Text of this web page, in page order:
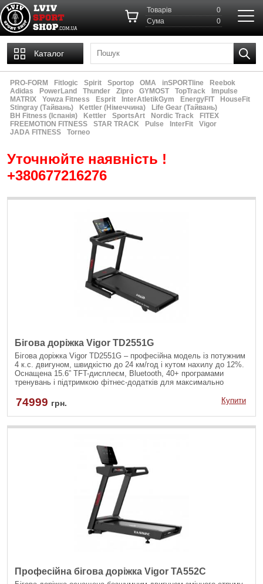
Товарів
0
Cума
0
Каталог
PRO-FORM Fitlogic Spirit Sportop OMA inSPORTline
Reebok
Adidas
PowerLand Thunder Zipro GYMOST TopTrack
Impulse
MATRIX
Yowza Fitness Esprit InterAtletikGym EnergyFIT
HouseFit
Stingray (Тайвань)
Kettler (Німеччина)
Life Gear (Тайвань)
ВН Fitness (Іспанія)
Kettler SportsArt Nordic Track
FITEX
FREEMOTION FITNESS
STAR TRACK Pulse InterFit
Vigor
JADA FITNESS
Torneo
Уточнюйте наявність !
+380677216276
Бігова доріжка Vigor TD2551G
Бігова доріжка Vigor TD2551G – професійна модель із потужним
4 к.с. двигуном, швидкістю до 24 км/год і кутом нахилу до 12%.
Оснащена 15.6” TFT-дисплеєм, Bluetooth, 40+ програмами
тренувань і підтримкою фітнес-додатків для максимально
74999 грн. Купити
Професійна бігова доріжка Vigor TA552C